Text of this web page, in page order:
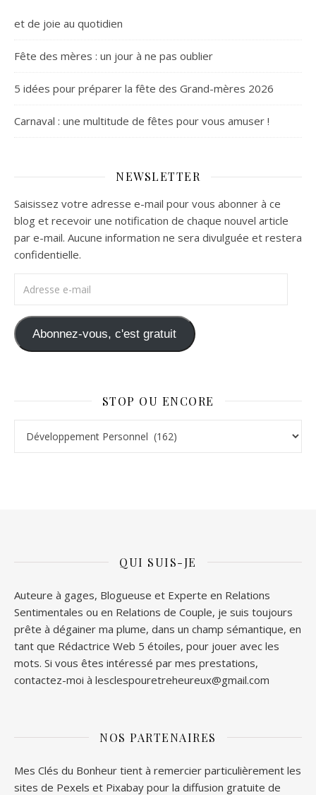
et de joie au quotidien
Fête des mères : un jour à ne pas oublier
5 idées pour préparer la fête des Grand-mères 2026
Carnaval : une multitude de fêtes pour vous amuser !
NEWSLETTER
Saisissez votre adresse e-mail pour vous abonner à ce
blog et recevoir une notification de chaque nouvel article
par e-mail. Aucune information ne sera divulguée et restera
confidentielle.
Abonnez-vous, c'est gratuit
STOP OU ENCORE
QUI SUIS-JE
Auteure à gages, Blogueuse et Experte en Relations
Sentimentales ou en Relations de Couple, je suis toujours
prête à dégainer ma plume, dans un champ sémantique, en
tant que Rédactrice Web 5 étoiles, pour jouer avec les
mots. Si vous êtes intéressé par mes prestations,
contactez-moi à lesclespouretreheureux@gmail.com
NOS PARTENAIRES
Mes Clés du Bonheur tient à remercier particulièrement les
sites de Pexels et Pixabay pour la diffusion gratuite de